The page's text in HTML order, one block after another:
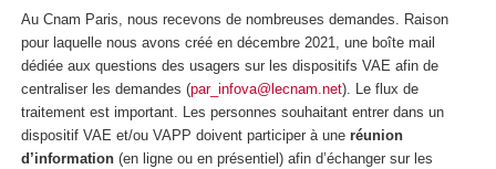
Au Cnam Paris, nous recevons de nombreuses demandes. Raison
pour laquelle nous avons créé en décembre 2021, une boîte mail
dédiée aux questions des usagers sur les dispositifs VAE afin de
centraliser les demandes (par_infova@lecnam.net). Le flux de
traitement est important. Les personnes souhaitant entrer dans un
dispositif VAE et/ou VAPP doivent participer à une réunion
d’information (en ligne ou en présentiel) afin d’échanger sur les